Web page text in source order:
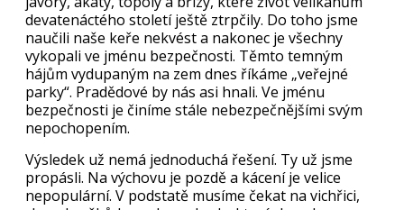
devatenáctého století ještě ztrpčily. Do toho jsme
naučili naše keře nekvést a nakonec je všechny
vykopali ve jménu bezpečnosti. Těmto temným
hájům vydupaným na zem dnes říkáme „veřejné
parky“. Pradědové by nás asi hnali. Ve jménu
bezpečnosti je činíme stále nebezpečnějšími svým
nepochopením.
Výsledek už nemá jednoduchá řešení. Ty už jsme
propásli. Na výchovu je pozdě a kácení je velice
nepopulární. V podstatě musíme čekat na vichřici,